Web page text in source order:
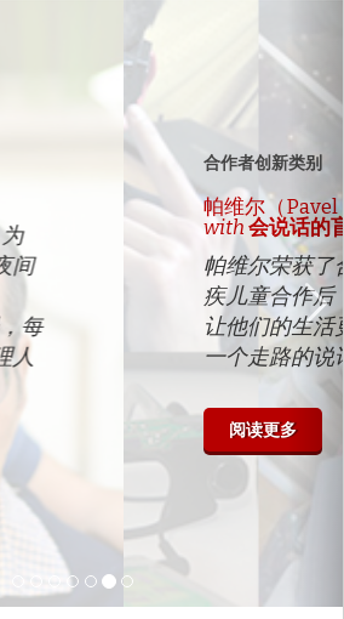
Kurbatsky）
杖
合作者类别的PI奖。与残
，帕维尔想发明一些东西
更美好。因此，他创造了
话棒，帮助盲人导航。